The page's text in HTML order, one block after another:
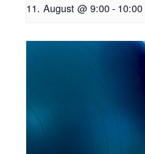
11. August @ 9:00- 10:00